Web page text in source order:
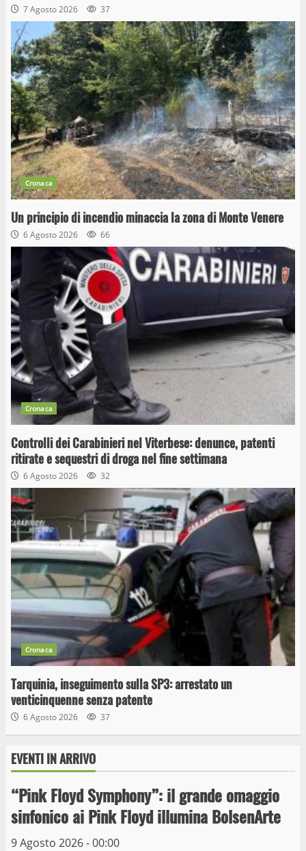
7 Agosto 2026 37
Cronaca
Un principio di incendio minaccia la zona di Monte Venere
6 Agosto 2026 66
Cronaca
Controlli dei Carabinieri nel Viterbese: denunce, patenti
ritirate e sequestri di droga nel fine settimana
6 Agosto 2026 32
Cronaca
Tarquinia, inseguimento sulla SP3: arrestato un
venticinquenne senza patente
6 Agosto 2026 37
EVENTI IN ARRIVO
“Pink Floyd Symphony”: il grande omaggio
sinfonico ai Pink Floyd illumina BolsenArte
9 Agosto 2026 - 00:00
3
Wiplanet Baseball supera il Napoli
9 Maggio 2023